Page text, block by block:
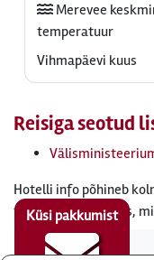
Merevee
temperatuur
Vihmapäevi kuus
Reisiga seotud
Hotelli info põhineb
tasuda turismimaks,
Küsi pakkumist